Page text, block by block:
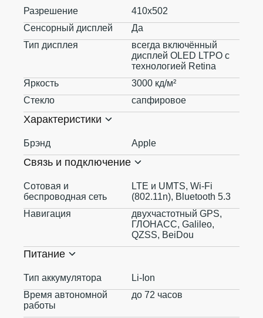
Разрешение
410х502
Сенсорный дисплей
Да
Тип дисплея
всегда включённый
дисплей OLED LTPO с
технологией Retina
Яркость
3000 кд/ м²
Стекло
сапфировое
Характеристики
Брэнд Apple
Связь и подключение
Сотовая и
беспроводная сеть
LTE и UMTS, Wi-Fi
(802.11n), Bluetooth 5.3
Навигация
двухчастотный GPS,
ГЛОНАСС, Galileo,
QZSS, BeiDou
Питание
Тип аккумулятора
Li-Ion
Время автономной
работы
до 72 часов